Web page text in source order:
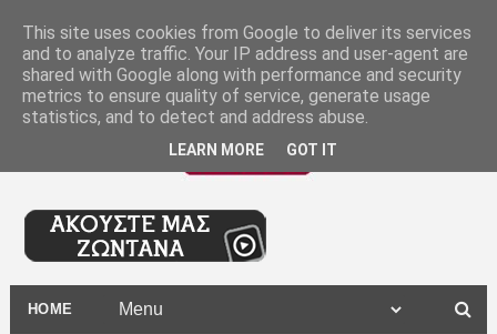
HOME
This site uses cookies from Google to deliver its services
and to analyze traffic. Your IP address and user-agent are
shared with Google along with performance and security
metrics to ensure quality of service, generate usage
statistics, and to detect and address abuse.
LEARN MORE GOT IT